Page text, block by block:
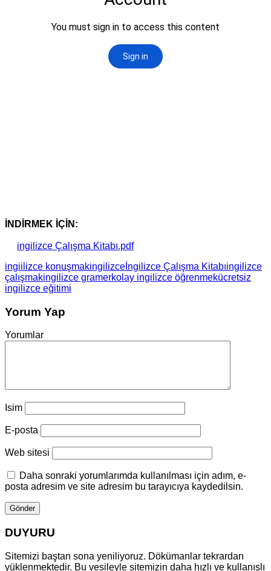
İNDİRMEK İÇİN:
ingilizce Çalışma Kitabı.pdf
ingiilizce konuşmakingilizce İngilizce Çalışma Kitabıingilizce
çalışmakingilizce gramerkolay ingilizce öğrenmekücretsiz
ingilizce eğitimi
Yorum Yap
Yorumlar
Isim
E-posta
Web sitesi
Daha sonraki yorumlarımda kullanılması için adım, e-
posta adresim ve site adresim bu tarayıcıya kaydedilsin.
DUYURU
Sitemizi baştan sona yeniliyoruz. Dökümanlar tekrardan
yüklenmektedir. Bu vesileyle sitemizin daha hızlı ve kullanışlı